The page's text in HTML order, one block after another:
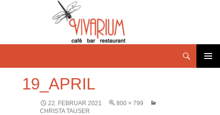
19_APRIL
22. FEBRUAR 2021
800 × 799
CHRISTA TAUSER